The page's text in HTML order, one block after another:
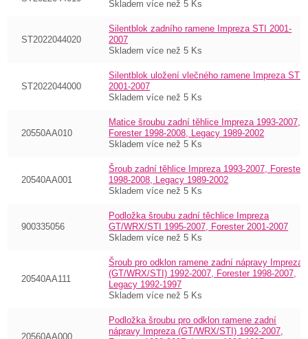
Skladem více než 5 Ks
ST2022044020
Silentblok zadního ramene Impreza STI 2001-
2007
Skladem více než 5 Ks
ST2022044000
Silentblok uložení vlečného ramene Impreza STI
2001-2007
Skladem více než 5 Ks
20550AA010
Matice šroubu zadní těhlice Impreza 1993-2007,
Forester 1998-2008, Legacy 1989-2002
Skladem více než 5 Ks
20540AA001
Šroub zadní těhlice Impreza 1993-2007, Forester
1998-2008, Legacy 1989-2002
Skladem více než 5 Ks
900335056
Podložka šroubu zadní těchlice Impreza
GT/WRX/STI 1995-2007, Forester 2001-2007
Skladem více než 5 Ks
20540AA111
Šroub pro odklon ramene zadní nápravy Impreza
(GT/WRX/STI) 1992-2007, Forester 1998-2007,
Legacy 1992-1997
Skladem více než 5 Ks
20560AA000
Podložka šroubu pro odklon ramene zadní
nápravy Impreza (GT/WRX/STI) 1992-2007,